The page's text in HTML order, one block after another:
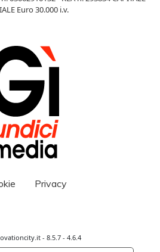
Euro 30.000 i.v.
Privacy
- 8.5.7 - 4.6.4